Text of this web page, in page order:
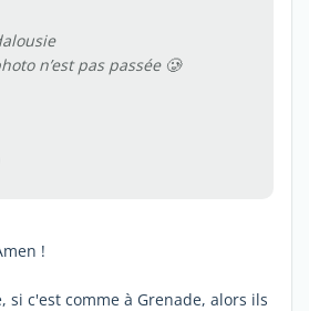
n’est pas passée 🥲
!
si c'est comme à Grenade, alors ils